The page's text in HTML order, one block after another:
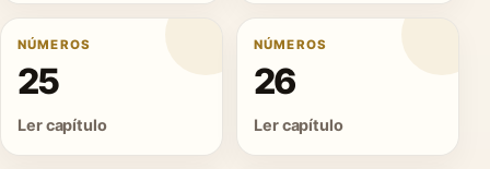
NÚMEROS
25
Ler capítulo
NÚMEROS
26
Ler capítulo